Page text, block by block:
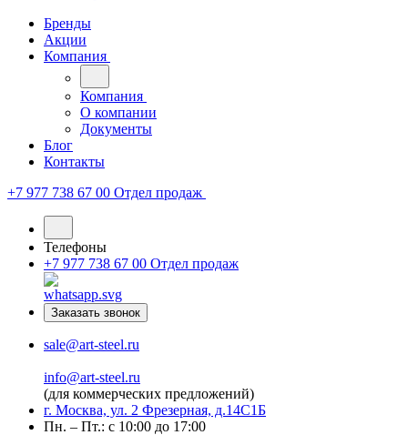
Бренды
Акции
Компания
Компания
О компании
Документы
Блог
Контакты
+7 977 738 67 00 Отдел продаж
Телефоны
+7 977 738 67 00 Отдел продаж
Заказать звонок
sale@art-steel.ru
info@art-steel.ru
(для коммерческих предложений)
г. Москва, ул. 2 Фрезерная, д.14С1Б
Пн. – Пт.: с 10:00 до 17:00